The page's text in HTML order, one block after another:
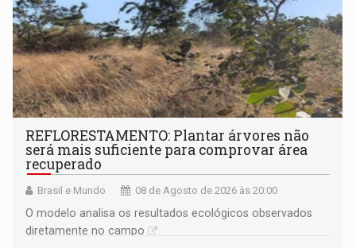
REFLORESTAMENTO: Plantar árvores não
será mais suficiente para comprovar área
recuperado
Brasil e Mundo 08 de Agosto de 2026 às 20:00
O modelo analisa os resultados ecológicos observados
diretamente no campo